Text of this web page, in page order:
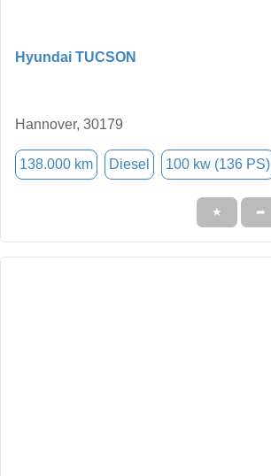
Hyundai TUCSON
Hannover, 30179
138.000 km Diesel 100 kw (136 PS)
★ ➦